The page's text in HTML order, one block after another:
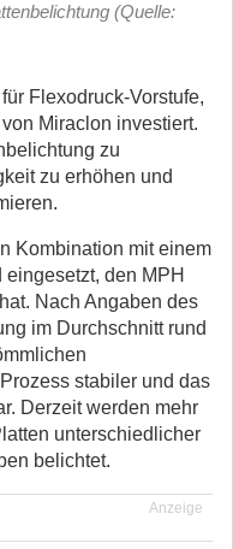
(Quelle:
Flexodruck-Vorstufe,
Miraclon investiert.
zu
zu erhöhen und
Kombination mit einem
den MPH
Nach Angaben des
im Durchschnitt rund
stabiler und das
Derzeit werden mehr
unterschiedlicher
belichtet.
Anzeige